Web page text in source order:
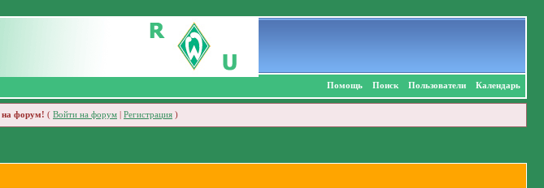
Помощь Поиск Пользователи Календарь
на форум! ( Войти на форум Регистрация )